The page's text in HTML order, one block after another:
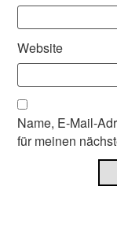
Website
Name, E-Mail-
für meinen